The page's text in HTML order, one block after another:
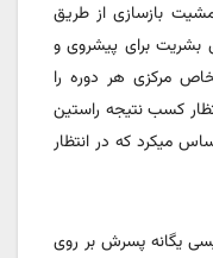
بازسازی از طریق
بشریت برای پیشروی و
مرکزی هر دوره را
کسب نتیجه راستین
میکرد که در انتظار
وقتی عیسی یگانه پسرش بر روی